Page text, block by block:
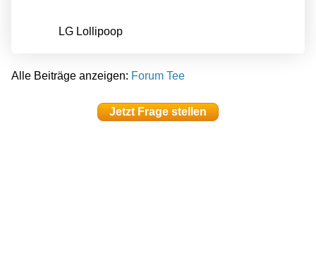
LG Lollipoop
Alle Beiträge anzeigen: Forum Tee
Jetzt Frage stellen